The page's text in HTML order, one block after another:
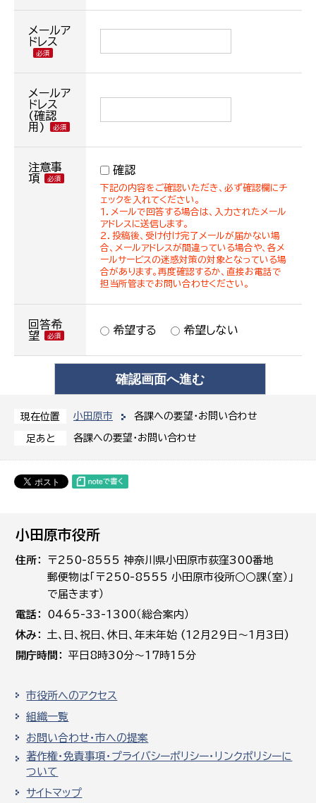
現在位置 小田原市 各課への要望・お問い合わせ
足あと 各課への要望・お問い合わせ
メールア
ドレス
メールア
ドレス
(確認
用)
注意事
項
確認
下記の内容をご確認いただき、必ず確認欄にチ
ェックを入れてください。
１．メールで回答する場合は、入力されたメール
アドレスに送信します。
２．投稿後、受け付け完了メールが届かない場
合、メールアドレスが間違っている場合や、各メ
ールサービスの迷惑対策の対象となっている場
合があります。再度確認するか、直接お電話で
担当所管までお問い合わせください。
回答希
望
希望する 希望しない
小田原市役所
住所
〒250-8555 神奈川県小田原市荻窪300番地
郵便物は「〒250-8555 小田原市役所○○課（室）」
で届きます）
電話
0465-33-1300（総合案内）
休み
土､日､祝日、休日、年末年始 (12月29日～1月3日)
開庁時間
平日8時30分～17時15分
市役所へのアクセス
組織一覧
お問い合わせ・市への提案
著作権・免責事項・プライバシーポリシー・リンクポリシーに
ついて
サイトマップ